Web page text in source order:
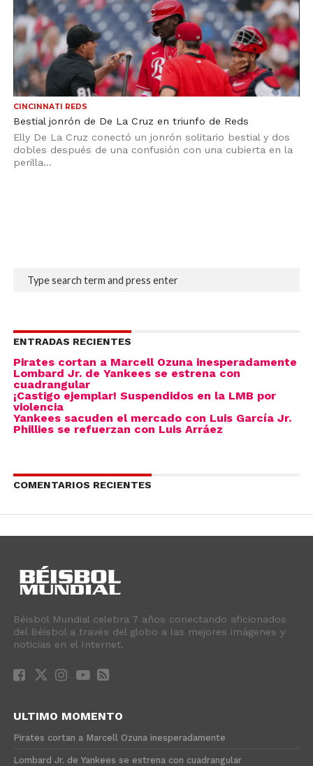
CINCINNATI REDS
Bestial jonrón de De La Cruz en triunfo de Reds
Elly De La Cruz conectó un jonrón solitario bestial y dos
dobles después de una confusión con una cubierta en la
perilla...
ENTRADAS RECIENTES
Pirates cortan a Marcell Ozuna inesperadamente
Lombard Jr. de Yankees se estrena con
cuadrangular
¡Castigo ejemplar! Suspendidos en la LMB por
violencia
Yankees sacuden el mercado con Luis García Jr.
Phillies se refuerzan con Luis Arráez
COMENTARIOS RECIENTES
Béisbol Mundial celebra 7 años conectando aficionados
del Béisbol a través del globo a las mejores imágenes y
noticias en el Internet.
ULTIMO MOMENTO
Pirates cortan a Marcell Ozuna inesperadamente
Lombard Jr. de Yankees se estrena con cuadrangular